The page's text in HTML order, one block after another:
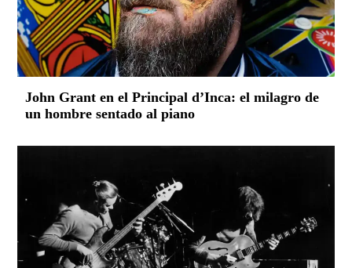
John Grant en el Principal d’Inca: el milagro de
un hombre sentado al piano